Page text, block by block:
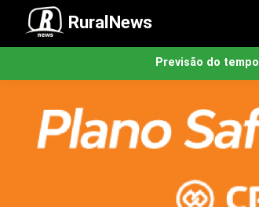
RuralNews
Previsão do tempo